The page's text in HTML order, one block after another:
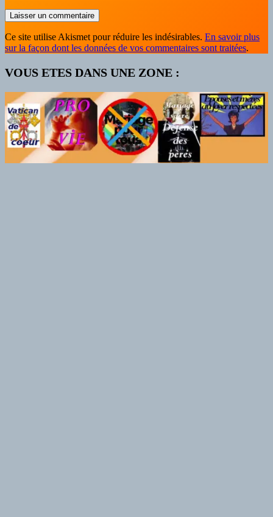
Ce site utilise Akismet pour réduire les indésirables. En savoir plus
sur la façon dont les données de vos commentaires sont traitées.
VOUS ETES DANS UNE ZONE :